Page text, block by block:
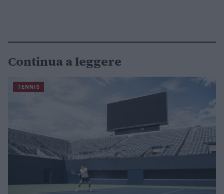
Continua a leggere
TENNIS